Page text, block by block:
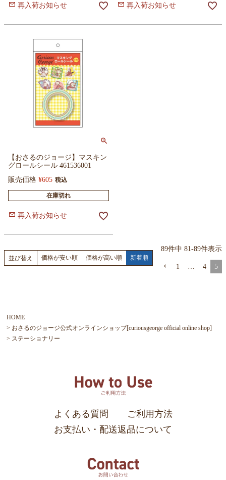
再入荷お知らせ 再入荷お知らせ
【おさるのジョージ】マスキン
グロールシール 461536001
販売価格 ¥605 税込
在庫切れ
再入荷お知らせ
並び替え 価格が安い順 価格が高い順 新着順
89件中 81-89件表示
1 4 5
HOME
おさるのジョージ公式オンラインショップ[curiousgeorge official online shop]
ステーショナリー
よくある質問
ご利用方法
お支払い・配送返品について